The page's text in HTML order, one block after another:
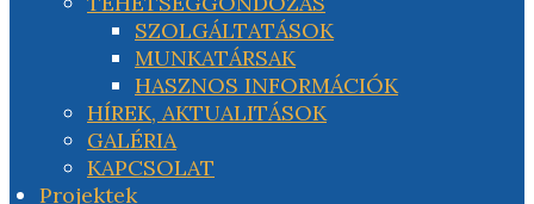
SZOLGÁLTATÁSOK
MUNKATÁRSAK
HASZNOS INFORMÁCIÓK
HÍREK, AKTUALITÁSOK
GALÉRIA
KAPCSOLAT
Projektek